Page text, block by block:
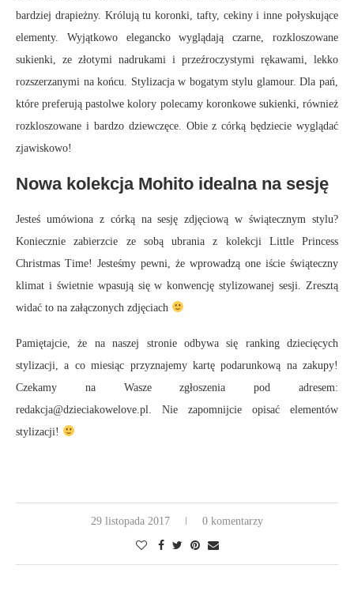
bardziej drapieżny. Królują tu koronki, tafty, cekiny i inne połyskujące
elementy. Wyjątkowo elegancko wyglądają czarne, rozkloszowane
sukienki, ze złotymi nadrukami i przeźroczystymi rękawami, lekko
rozszerzanymi na końcu. Stylizacja w bogatym stylu glamour. Dla pań,
które preferują pastolwe kolory polecamy koronkowe sukienki, również
rozkloszowane i bardzo dziewczęce. Obie z córką będziecie wyglądać
zjawiskowo!
Nowa kolekcja Mohito idealna na sesję
Jesteś umówiona z córką na sesję zdjęciową w świątecznym stylu?
Koniecznie zabierzcie ze sobą ubrania z kolekcji Little Princess
Christmas Time! Jesteśmy pewni, że wprowadzą one iście świąteczny
klimat i świetnie wpasują się w konwencję stylizowanej sesji. Zresztą
widać to na załączonych zdjęciach
Pamiętajcie, że na naszej stronie odbywa się ranking dziecięcych
stylizacji, a co miesiąc przyznajemy kartę podarunkową na zakupy!
Czekamy na Wasze zgłoszenia pod adresem:
redakcja@dzieciakowelove.pl
. Nie zapomnijcie opisać elementów
stylizacji!
29 listopada 2017 0 komentarzy